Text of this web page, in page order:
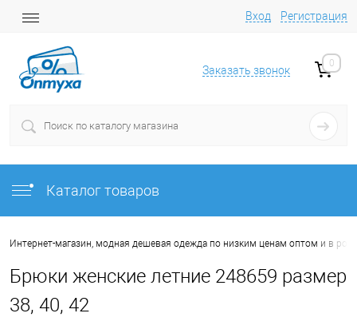
Вход Регистрация
Заказать звонок
0
Каталог товаров
Интернет-магазин, модная дешевая одежда по низким ценам оптом и в
Брюки женские летние 248659 размер
38, 40, 42